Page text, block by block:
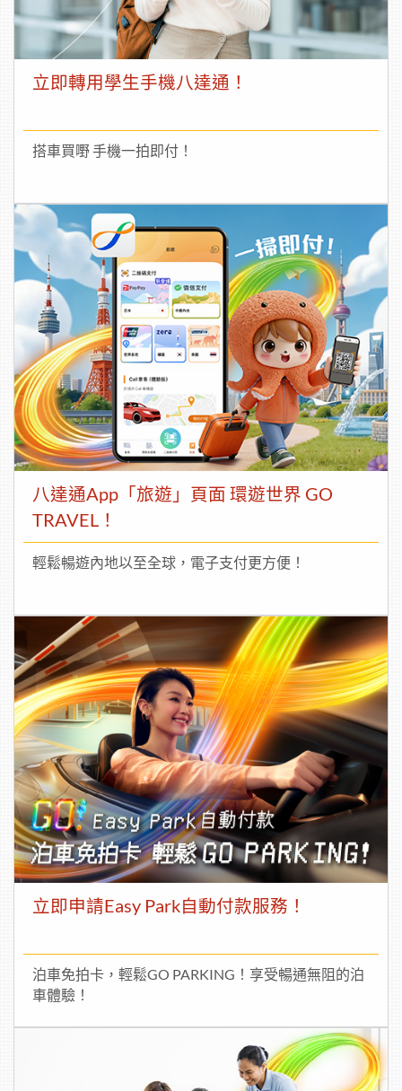
立即轉用學生手機八達通！
搭車買嘢 手機一拍即付！
八達通App「旅遊」頁面 環遊世界 GO
TRAVEL！
輕鬆暢遊內地以至全球，電子支付更方便！
立即申請Easy Park自動付款服務！
泊車免拍卡，輕鬆GO PARKING！享受暢通無阻的泊
車體驗！